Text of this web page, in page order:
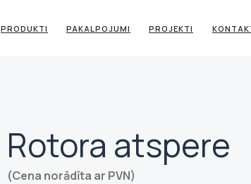
PRODUKTI PAKALPOJUMI PROJEKTI
Rotora atspere
(Cena norādīta ar PVN)